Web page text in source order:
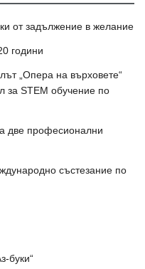
от задължение в желание
години
„Опера на върховете“
за STEM обучение по
две професионални
състезание по
буки“